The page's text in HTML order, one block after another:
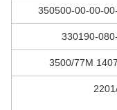
350500-00-00-
330190-
3500/77M